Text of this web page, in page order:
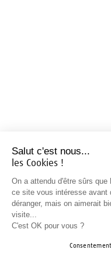
Salut c'est nous...
les Cookies !
On a attendu d'être sûrs que
ce site vous intéresse avant
déranger, mais on aimerait
visite...
C'est OK pour vous ?